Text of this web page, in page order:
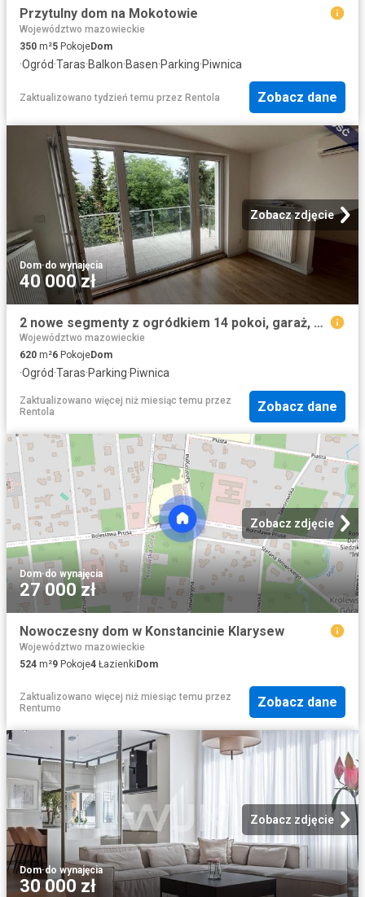
Przytulny dom na Mokotowie
Województwo mazowieckie
350 m²5 PokojeDom
·Ogród·Taras·Balkon·Basen·Parking·Piwnica
Zaktualizowano tydzień temu przez Rentola Zobacz dane
Zobacz zdjęcie
Dom·do wynajęcia
40 000 zł
2 nowe segmenty z ogródkiem 14 pokoi, garaż, klima ul. Puchaczy, Warszawa, Ursynów
Województwo mazowieckie
620 m²6 PokojeDom
·Ogród·Taras·Parking·Piwnica
Zaktualizowano więcej niż miesiąc temu przez
Rentola
Zobacz dane
Zobacz zdjęcie
Dom·do wynajęcia
27 000 zł
Nowoczesny dom w Konstancinie Klarysew
Województwo mazowieckie
524 m²9 Pokoje4 ŁazienkiDom
Zaktualizowano więcej niż miesiąc temu przez
Rentumo
Zobacz dane
Zobacz zdjęcie
Dom·do wynajęcia
30 000 zł